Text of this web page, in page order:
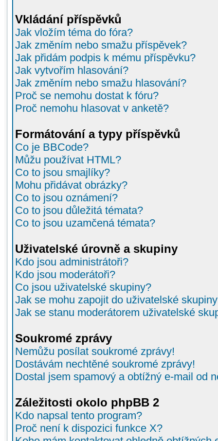
Vkládání příspěvků
Jak vložím téma do fóra?
Jak změním nebo smažu příspěvek?
Jak přidám podpis k mému příspěvku?
Jak vytvořím hlasování?
Jak změním nebo smažu hlasování?
Proč se nemohu dostat k fóru?
Proč nemohu hlasovat v anketě?
Formátování a typy příspěvků
Co je BBCode?
Můžu používat HTML?
Co to jsou smajlíky?
Mohu přidávat obrázky?
Co to jsou oznámení?
Co to jsou důležitá témata?
Co to jsou uzamčená témata?
Uživatelské úrovně a skupiny
Kdo jsou administrátoři?
Kdo jsou moderátoři?
Co jsou uživatelské skupiny?
Jak se mohu zapojit do uživatelské
Jak se stanu moderátorem uživatelské
Soukromé zprávy
Nemůžu posílat soukromé zprávy!
Dostávám nechtěné soukromé zprávy!
Dostal jsem spamový a obtížný e-mail od
Záležitosti okolo phpBB 2
Kdo napsal tento program?
Proč není k dispozici funkce X?